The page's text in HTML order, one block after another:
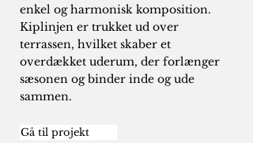
enkel og harmonisk komposition.
Kiplinjen er trukket ud over
terrassen, hvilket skaber et
overdækket uderum, der forlænger
sæsonen og binder inde og ude
sammen.
Gå til projekt